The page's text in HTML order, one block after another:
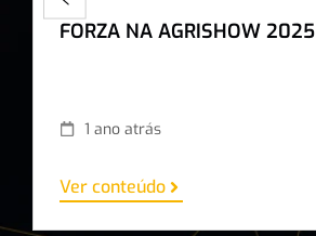
FORZA NA AGRISHOW 2025
1 ano atrás
Ver conteúdo